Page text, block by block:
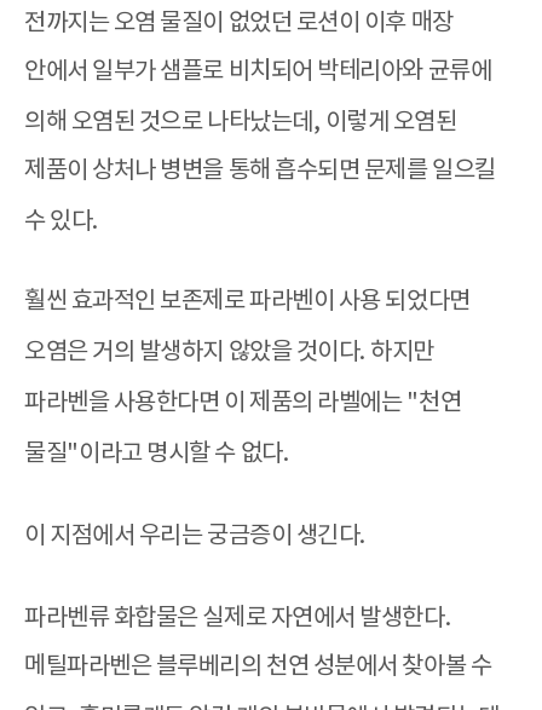
전까지는 오염 물질이 없었던 로션이 이후 매장
안에서 일부가 샘플로 비치되어 박테리아와 균류에
의해 오염된 것으로 나타났는데 , 이렇게 오염된
제품이 상처나 병변을 통해 흡수되면 문제를 일으킬
수 있다.
훨씬 효과적인 보존제로 파라벤이 사용 되었다면
오염은 거의 발생하지 않았을 것이다. 하지만
파라벤을 사용한다면 이 제품의 라벨에는 "천연
물질"이라고 명시할 수 없다.
이 지점에서 우리는 궁금증이 생긴다.
파라벤류 화합물은 실제로 자연에서 발생한다.
메틸파라벤은 블루베리의 천연 성분에서 찾아볼 수